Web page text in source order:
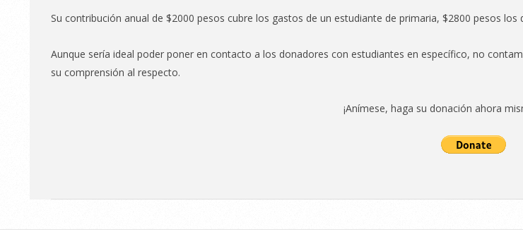
Su contribución anual de $2000 pesos cubre los gastos de un estudiante de primaria, $2800 pesos
Aunque sería ideal poder poner en contacto a los donadores con estudiantes en específico, no
su comprensión al respecto.
¡Anímese, haga su donación ahora
03-